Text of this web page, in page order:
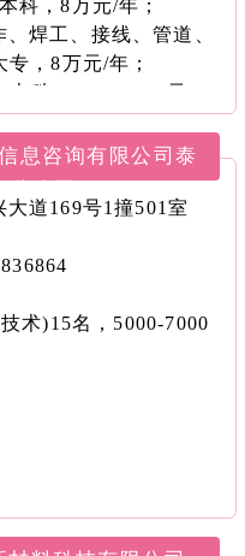
科，8万元/年；
焊工、接线、管道、
，8万元/年；
科，5000-8000元/
科，8000-15000元/
专，5000-7000元/
专，8万元/年；
大专，15万元/年；
科，8万元/年；
专，6万元/年。
息咨询有限公司泰
大道169号1撞501室
术)15名，5000-7000